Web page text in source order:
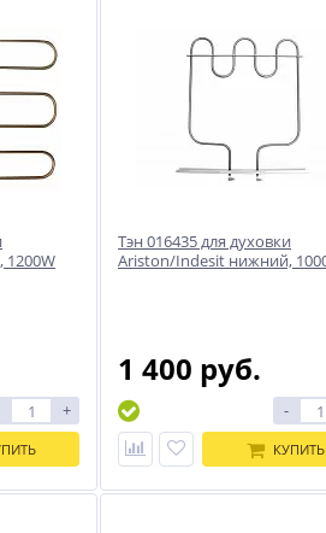
+
Тэн 016435 для духовки
Ariston/Indesit нижний,
1 400 руб.
-
КУПИТЬ